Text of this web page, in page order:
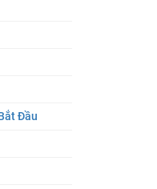
Đầu